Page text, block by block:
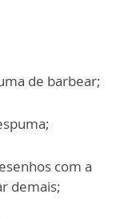
de barbear;
com a
demais;